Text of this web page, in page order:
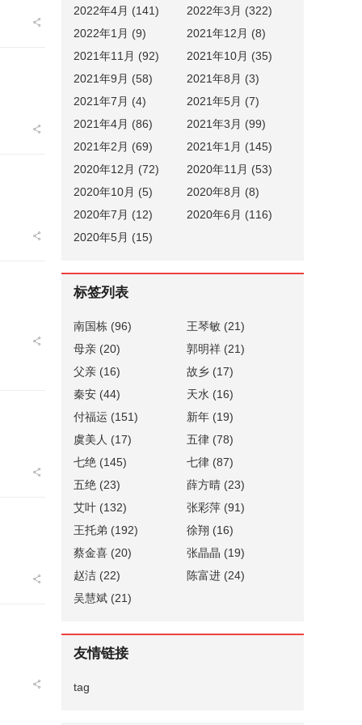
2022年4月 (141)
2022年3月 (322)
2022年1月 (9)
2021年12月 (8)
2021年11月 (92)
2021年10月 (35)
2021年9月 (58)
2021年8月 (3)
2021年7月 (4)
2021年5月 (7)
2021年4月 (86)
2021年3月 (99)
2021年2月 (69)
2021年1月 (145)
2020年12月 (72)
2020年11月 (53)
2020年10月 (5)
2020年8月 (8)
2020年7月 (12)
2020年6月 (116)
2020年5月 (15)
标签列表
南国栋 (96) 王琴敏 (21)
母亲 (20) 郭明祥 (21)
父亲 (16) 故乡 (17)
秦安 (44) 天水 (16)
付福运 (151) 新年 (19)
虞美人 (17) 五律 (78)
七绝 (145) 七律 (87)
五绝 (23) 薛方晴 (23)
艾叶 (132) 张彩萍 (91)
王托弟 (192) 徐翔 (16)
蔡金喜 (20) 张晶晶 (19)
赵洁 (22) 陈富进 (24)
吴慧斌 (21)
友情链接
tag